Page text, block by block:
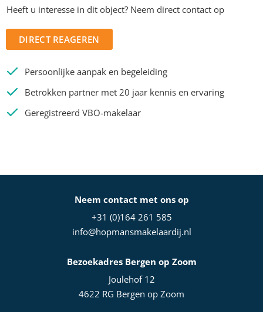
Heeft u interesse in dit object? Neem direct contact op
DIRECT REAGEREN
Persoonlijke aanpak en begeleiding
Betrokken partner met 20 jaar kennis en ervaring
Geregistreerd VBO-makelaar
Neem contact met ons op
+31 (0)164 261 585
info@hopmansmakelaardij.nl
Bezoekadres Bergen op Zoom
Joulehof 12
4622 RG Bergen op Zoom